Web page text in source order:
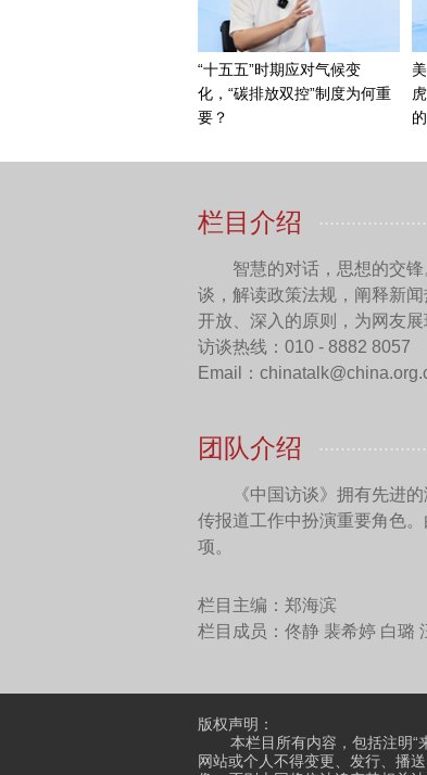
夏泽翰： 就可
续的城市。像故宫
思考可持续发展目标
与自然和谐共处、爱
造成气候变化问题
故宫是一个很适
护传承和可持续发展
另外，联合国
界自然遗产。如何保
代表水源、环境和生
人，带到学校，还为
和碳足迹，实现负责
开灯。我们还应该